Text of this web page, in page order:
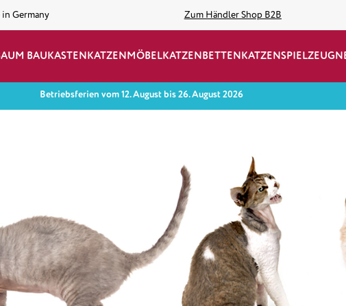
in Germany Zum Händler Shop B2B
BAUKASTENKATZENMÖBELKATZENBETTENKATZENSPIELZEUG
Betriebsferien vom 12. August bis 26. August 2026